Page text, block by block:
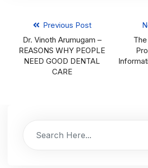
Previous Post
Dr. Vinoth Arumugam –
REASONS WHY PEOPLE
NEED GOOD DENTAL
CARE